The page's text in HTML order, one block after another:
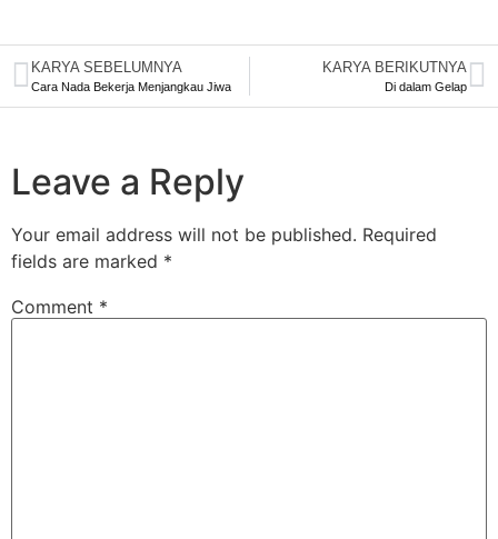
KARYA SEBELUMNYA
Cara Nada Bekerja Menjangkau Jiwa
KARYA BERIKUTNYA
Di dalam Gelap
Leave a Reply
Your email address will not be published. Required
fields are marked *
Comment *